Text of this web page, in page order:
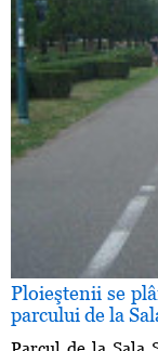
Ploieştenii se
parcului de la